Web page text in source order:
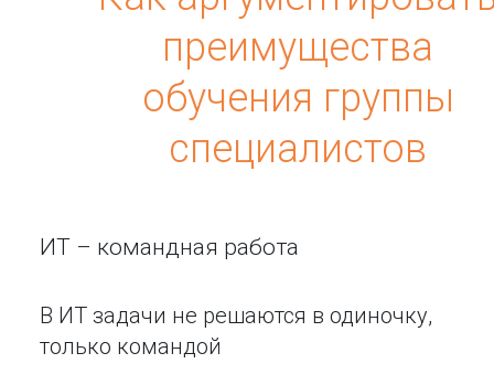
преимущества
обучения группы
специалистов
ИТ – командная работа
В ИТ задачи не решаются в одиночку,
только командой